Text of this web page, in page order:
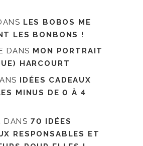
LES BOBOS ME
LES BONBONS !
DANS MON PORTRAIT
HARCOURT
IDÉES CADEAUX
MINUS DE 0 À 4
DANS 70 IDÉES
RESPONSABLES ET